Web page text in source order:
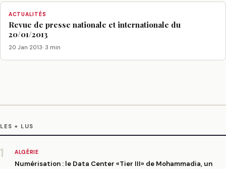
ACTUALITÉS
Revue de presse nationale et internationale du
20/01/2013
20 Jan 2013· 3 min
LES + LUS
1 ALGÉRIE
Numérisation : le Data Center «Tier III» de Mohammadia, un